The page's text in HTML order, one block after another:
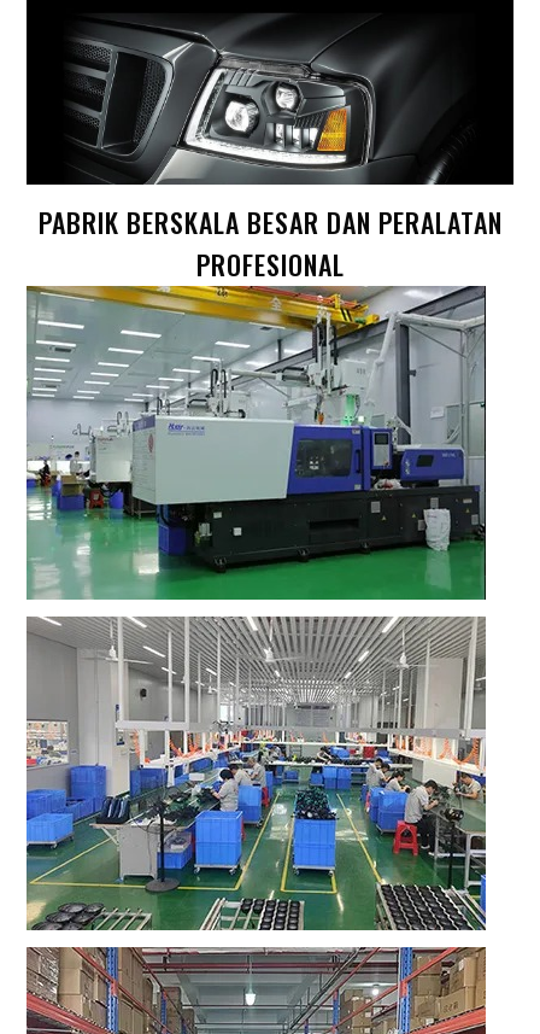
PABRIK BERSKALA BESAR DAN PERALATAN
PROFESIONAL